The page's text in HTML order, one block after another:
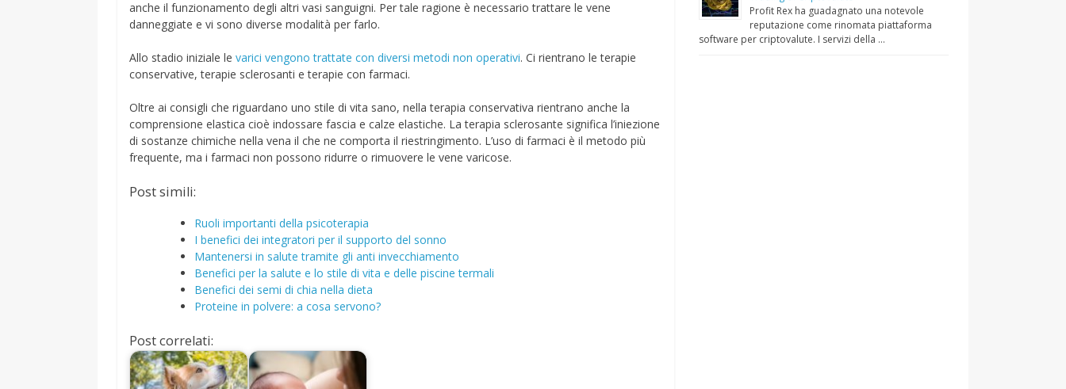
anche il funzionamento degli altri vasi sanguigni. Per tale ragione è necessario trattare le vene
danneggiate e vi sono diverse modalità per farlo.
Allo stadio iniziale levarici vengono trattate con diversi metodi non operativi. Ci rientrano le terapie
conservative, terapie sclerosanti e terapie con farmaci.
Oltre ai consigli che riguardano uno stile di vita sano, nella terapia conservativa rientrano anche la
comprensione elastica cioè indossare fascia e calze elastiche. La terapia sclerosante significa l’iniezione
di sostanze chimiche nella vena il che ne comporta il riestringimento. L’uso di farmaci è il metodo più
frequente, ma i farmaci non possono ridurre o rimuovere le vene varicose.
Post simili:
Ruoli importanti della psicoterapia
I benefici dei integratori per il supporto del sonno
Mantenersi in salute tramite gli anti invecchiamento
Benefici per la salute e lo stile di vita e delle piscine termali
Benefici dei semi di chia nella dieta
Proteine in polvere: a cosa servono?
Post correlati:
Profit Rex ha guadagnato una notevole
reputazione come rinomata piattaforma
software per criptovalute. I servizi della …